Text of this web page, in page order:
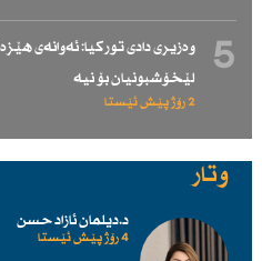
5
وەزیری دادی توركیا: ئەوانەی
لێخۆشبونیان بۆ نیە
2 رۆژ پێش ئێستا
وتار
د.دیلمان ئازاد حسن
4 رۆژ پێش ئێستا